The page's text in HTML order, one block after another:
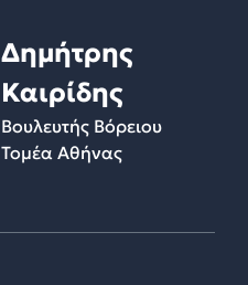
Δημήτρης
Καιρίδης
Βουλευτής Βόρειου
Τομέα Αθήνας